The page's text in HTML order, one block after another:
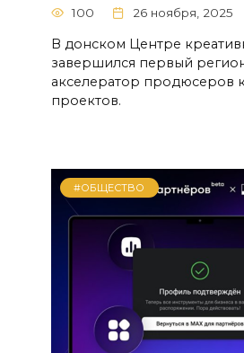
100 26 ноября, 2025
В донском Центре
завершился первый
акселератор продюсеров
проектов.
#ОБЩЕСТВО